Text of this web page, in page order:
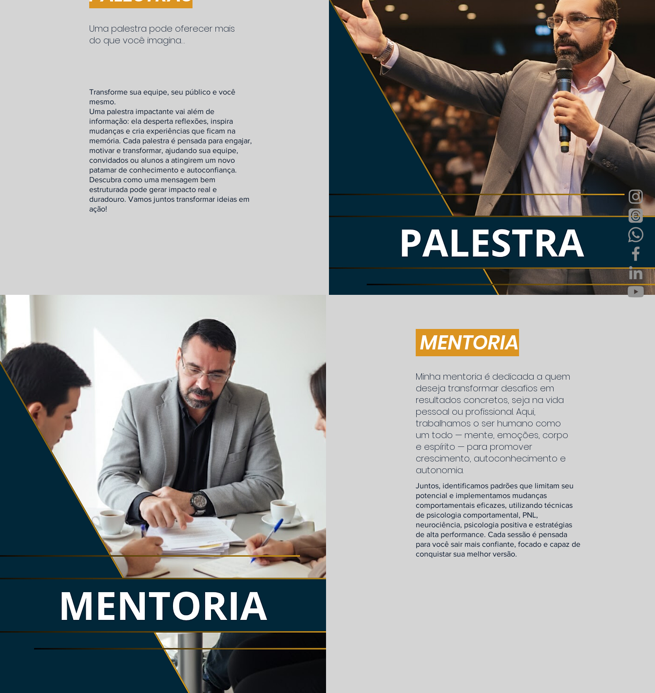
Uma palestra pode oferecer mais
do que você imagina…
Transforme sua equipe, seu público e você
mesmo.
Uma palestra impactante vai além de
informação: ela desperta reflexões, inspira
mudanças e cria experiências que ficam na
memória. Cada palestra é pensada para engajar,
motivar e transformar, ajudando sua equipe,
convidados ou alunos a atingirem um novo
patamar de conhecimento e autoconfiança.
Descubra como uma mensagem bem
estruturada pode gerar impacto real e
duradouro. Vamos juntos transformar ideias em
ação!
MENTORIA
Minha mentoria é dedicada a quem
deseja transformar desafios em
resultados concretos, seja na vida
pessoal ou profissional. Aqui,
trabalhamos o ser humano como
um todo — mente, emoções, corpo
e espírito — para promover
crescimento, autoconhecimento e
autonomia.
Juntos, identificamos padrões que limitam seu
potencial e implementamos mudanças
comportamentais eficazes, utilizando técnicas
de psicologia comportamental, PNL,
neurociência, psicologia positiva e estratégias
de alta performance. Cada sessão é pensada
para você sair mais confiante, focado e capaz de
conquistar sua melhor versão.